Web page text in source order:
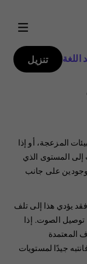
اللغة تنزيل
المزعجة، أو إذا
إلى المستوى الذي
على جانب
يؤدي هذا إلى تلف
توصيل الصوت. إذا
المعتمدة
جيدًا لمستويات